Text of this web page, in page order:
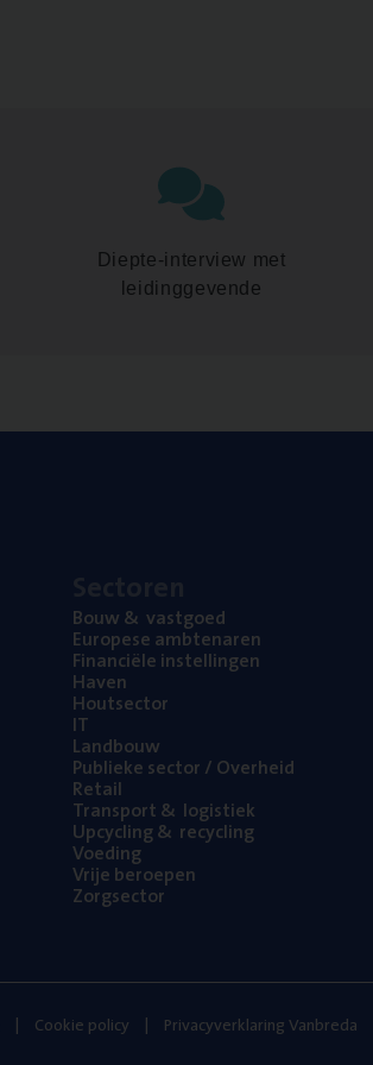
Diepte-interview met
leidinggevende
Bouw& vastgoed
Euro­pe­se ambtenaren
Finan­ci­ë­le instellingen
Haven
Hout­sec­tor
IT
Land­bouw
Publie­ke sec­tor / Overheid
Retail
Trans­port& logistiek
Upcy­cling& recycling
Voe­ding
Vrije beroe­pen
Zorg­sec­tor
Cookie policy Privacyverklaring Vanbreda